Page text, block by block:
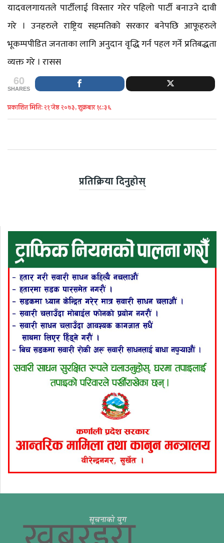
यादवलगायतले पार्टीलाई विस्तार गरेर पहिलो पार्टी बनाउने दावी
गरे । उनहरुले राष्ट्रिय सहमतिको सरकार बनेपछि आफूहरुले
भूकम्पपीडित जनताका लागि अनुदान वृद्धि गर्न पहल गर्ने प्रतिबद्धता
व्यक्त गरे । रासस
60
SHARES
प्रकाशित मिति: २१ जेष्ठ २०७३, शुक्रबार १८:३६
प्रतिक्रिया दिनुहोस्